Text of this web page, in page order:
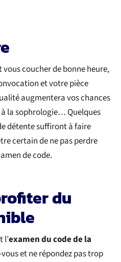
coucher de bonne heure,
et votre pièce
augmentera vos chances
la sophrologie… Quelques
détente suffiront à faire
certain de ne pas perdre
de code.
du
l’examen du code de la
et ne répondez pas trop